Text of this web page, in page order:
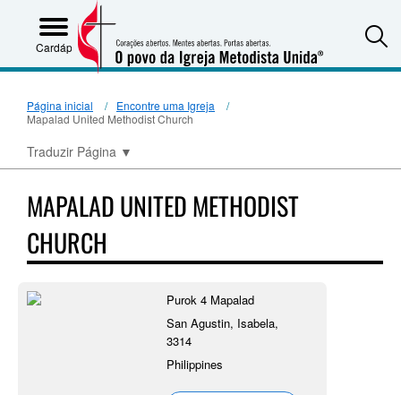
Cardápio
Página inicial
Encontre uma Igreja
Mapalad United Methodist Church
Traduzir Página ▼
MAPALAD UNITED METHODIST
CHURCH
Purok 4 Mapalad
San Agustin, Isabela,
3314
Philippines